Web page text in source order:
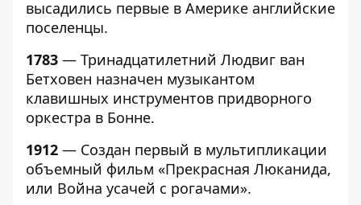
высадились первые в Америке английские
поселенцы.
1783 — Тринадцатилетний Людвиг ван
Бетховен назначен музыкантом
клавишных инструментов придворного
оркестра в Бонне.
1912 — Создан первый в мультипликации
объемный фильм «Прекрасная Люканида,
или Война усачей с рогачами».